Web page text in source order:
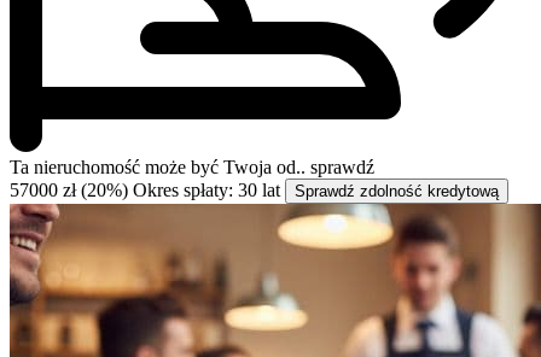
Ta nieruchomość może być Twoja od.. sprawdź
57000 zł (20%) Okres spłaty: 30 lat Sprawdź zdolność kredytową